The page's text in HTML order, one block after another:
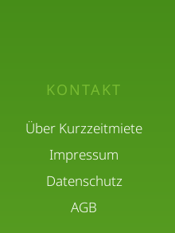
KONTAKT
Über Kurzzeitmiete
Impressum
Datenschutz
AGB